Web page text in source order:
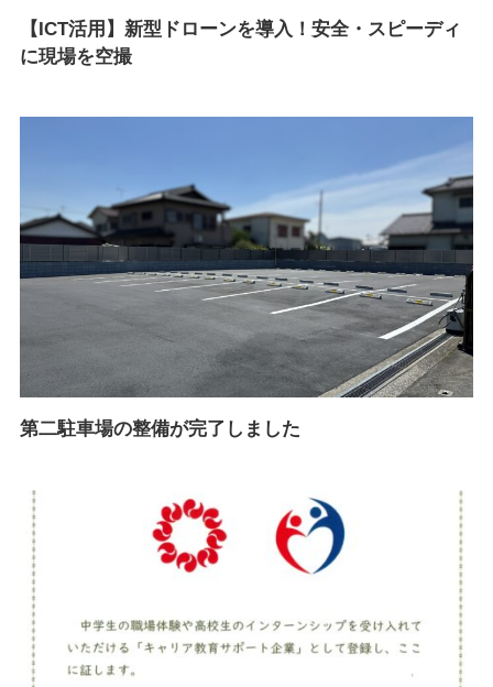
【ICT活用】新型ドローンを導入！安全・スピーディ
に現場を空撮
第二駐車場の整備が完了しました